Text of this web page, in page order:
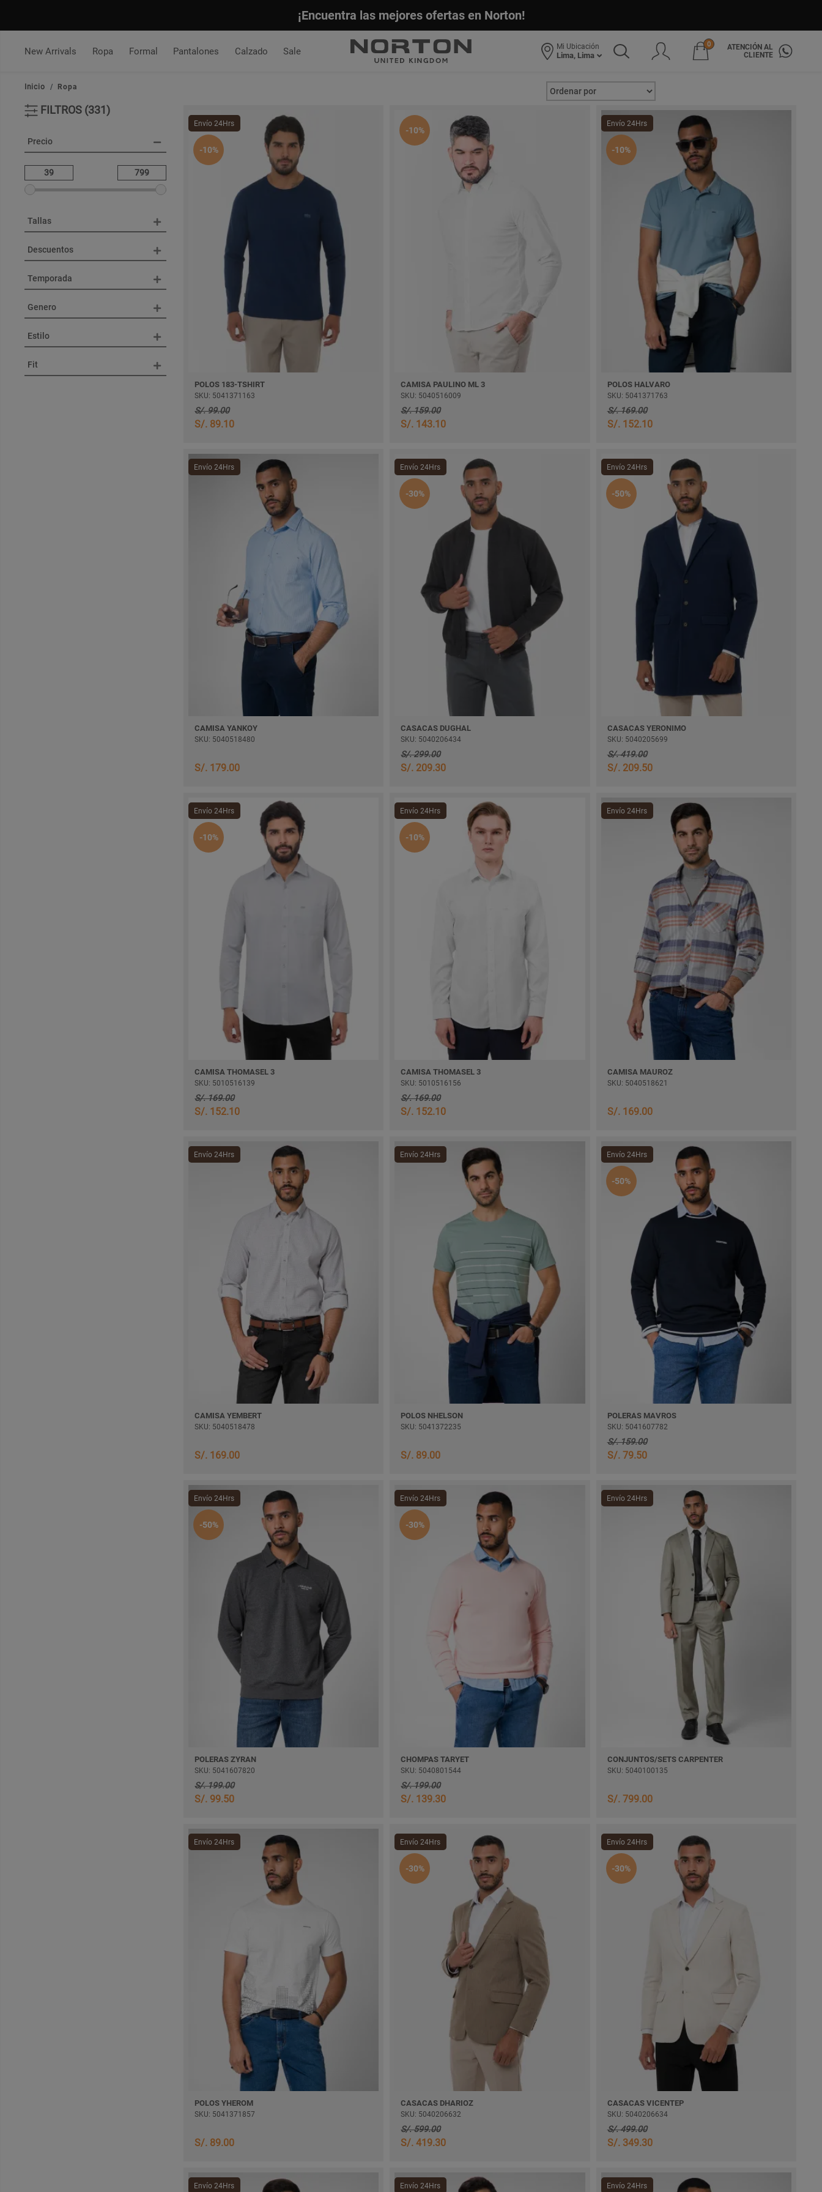
¡Encuentra las mejores ofertas en Norton!
New Arrivals Ropa Formal Pantalones Calzado Sale Mi Ubicación
Lima, Lima
0
ATENCIÓN AL
CLIENTE
Inicio Ropa
FILTROS (331)
Precio
Tallas
Descuentos
Temporada
Genero
Estilo
Fit
Envío 24Hrs
-10%
POLOS 183-TSHIRT
SKU: 5041371163
S/. 99.00
S/. 89.10
-10%
CAMISA PAULINO ML 3
SKU: 5040516009
S/. 159.00
S/. 143.10
Envío 24Hrs
-10%
POLOS HALVARO
SKU: 5041371763
S/. 169.00
S/. 152.10
Envío 24Hrs
CAMISA YANKOY
SKU: 5040518480
S/. 179.00
Envío 24Hrs
-30%
CASACAS DUGHAL
SKU: 5040206434
S/. 299.00
S/. 209.30
Envío 24Hrs
-50%
CASACAS YERONIMO
SKU: 5040205699
S/. 419.00
S/. 209.50
Envío 24Hrs
-10%
CAMISA THOMASEL 3
SKU: 5010516139
S/. 169.00
S/. 152.10
Envío 24Hrs
-10%
CAMISA THOMASEL 3
SKU: 5010516156
S/. 169.00
S/. 152.10
Envío 24Hrs
CAMISA MAUROZ
SKU: 5040518621
S/. 169.00
Envío 24Hrs
CAMISA YEMBERT
SKU: 5040518478
S/. 169.00
Envío 24Hrs
POLOS NHELSON
SKU: 5041372235
S/. 89.00
Envío 24Hrs
-50%
POLERAS MAVROS
SKU: 5041607782
S/. 159.00
S/. 79.50
Envío 24Hrs
-50%
POLERAS ZYRAN
SKU: 5041607820
S/. 199.00
S/. 99.50
Envío 24Hrs
-30%
CHOMPAS TARYET
SKU: 5040801544
S/. 199.00
S/. 139.30
Envío 24Hrs
CONJUNTOS/SETS CARPENTER
SKU: 5040100135
S/. 799.00
Envío 24Hrs
POLOS YHEROM
SKU: 5041371857
S/. 89.00
Envío 24Hrs
-30%
CASACAS DHARIOZ
SKU: 5040206632
S/. 599.00
S/. 419.30
Envío 24Hrs
-30%
CASACAS VICENTEP
SKU: 5040206634
S/. 499.00
S/. 349.30
Envío 24Hrs Envío 24Hrs Envío 24Hrs